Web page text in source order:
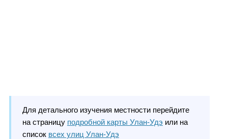
Для детального изучения местности перейдите
на страницу подробной карты Улан-Удэ или на
список всех улиц Улан-Удэ